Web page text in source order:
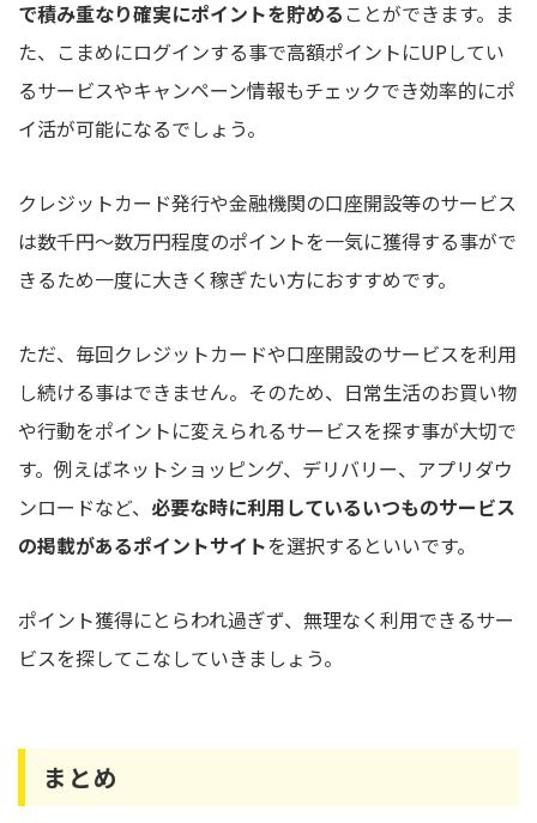
で積み重なり確実にポイントを貯める ことができます。ま
た、こまめにログインする事で高額ポイントにUPしてい
るサービスやキャンペーン情報もチェックでき効率的にポ
イ活が可能になるでしょう。
クレジットカード発行や金融機関の口座開設等のサービス
は数千円～数万円程度のポイントを一気に獲得する事がで
きるため一度に大きく稼ぎたい方におすすめです。
ただ、毎回クレジットカードや口座開設のサービスを利用
し続ける事はできません。そのため、日常生活のお買い物
や行動をポイントに変えられるサービスを探す事が大切で
す。例えばネットショッピング、デリバリー、アプリダウ
ンロードなど、 必要な時に利用しているいつものサービス
の掲載があるポイントサイトを選択するといいです。
ポイント獲得にとらわれ過ぎず、無理なく利用できるサー
ビスを探してこなしていきましょう。
まとめ